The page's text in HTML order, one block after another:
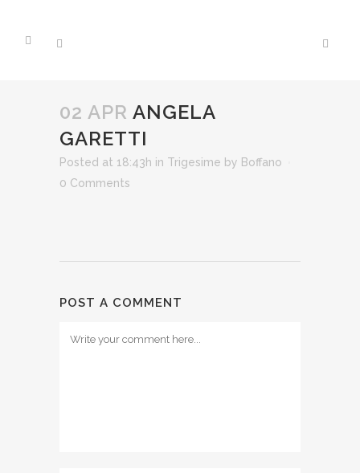
02 APR ANGELA
GARETTI
Posted at 18:43h in Trigesime by Boffano
0 Comments
POST A COMMENT